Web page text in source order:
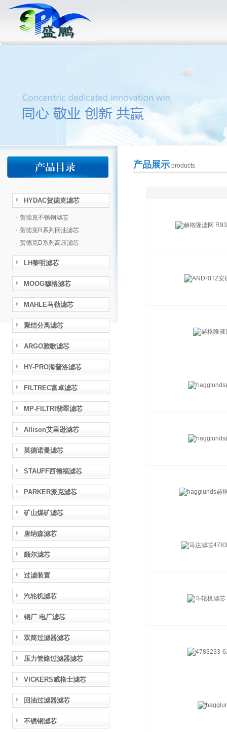
HYDAC贺德克滤芯
· 贺德克不锈钢滤芯
· 贺德克R系列回油滤芯
· 贺德克D系列高压滤芯
LH黎明滤芯
MOOG穆格滤芯
MAHLE马勒滤芯
聚结分离滤芯
ARGO雅歌滤芯
HY-PRO海普洛滤芯
FILTREC富卓滤芯
MP-FILTRI翡翠滤芯
Allison艾里逊滤芯
英德诺曼滤芯
STAUFF西德福滤芯
PARKER派克滤芯
矿山煤矿滤芯
唐纳森滤芯
颇尔滤芯
过滤装置
汽轮机滤芯
钢厂 电厂滤芯
双筒过滤器滤芯
压力管路过滤器滤芯
VICKERS威格士滤芯
回油过滤器滤芯
不锈钢滤芯
产品展示products